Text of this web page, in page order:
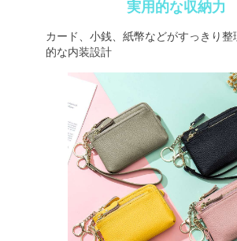
実用的な収納力
カード、小銭、紙幣などがすっきり整
的な内装設計